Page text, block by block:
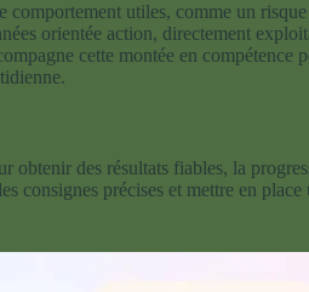
comportement utiles, comme un
orientée action, directement
cette montée en compétence
obtenir des résultats fiables, la
consignes précises et mettre en place